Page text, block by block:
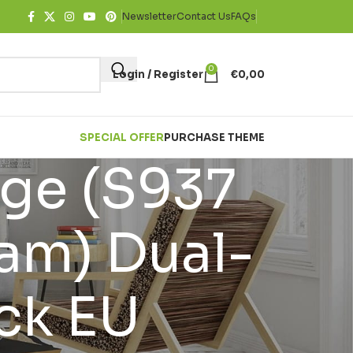
NewsletterContact UsFAQs
Login / Register 0 €0,00
SPECIAL OFFERPURCHASE THEME
(S937
Dual-
EU